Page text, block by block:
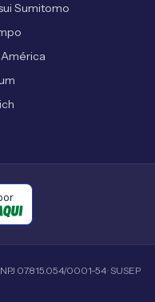
Sumitomo
07.815.054/0001-54 · SUSEP